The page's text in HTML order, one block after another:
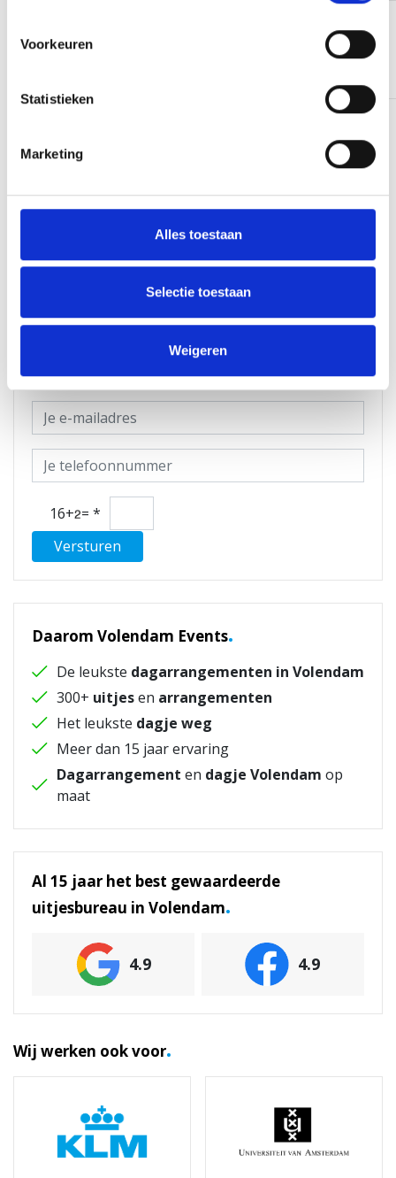
Voorkeuren
Statistieken
Marketing
Alles toestaan
Selectie toestaan
Weigeren
10 …
Volgende
andere vraag? Vul je naam, telefoonnummer en e-
mailadres in. Wij bellen je dan zo snel mogelijk terug.
16+ = *
Versturen
Daarom Volendam Events.
De leukste dagarrangementen in Volendam
300+ uitjesen arrangementen
Het leukste dagje weg
Meer dan 15 jaar ervaring
Dagarrangement en dagje Volendam op
maat
Al 15 jaar het best gewaardeerde
uitjesbureau in Volendam.
4.9 4.9
Wij werken ook voor.
Google reviews
4.9